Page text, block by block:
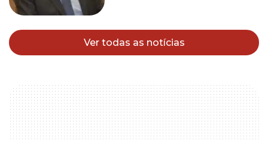
Ver todas as notícias